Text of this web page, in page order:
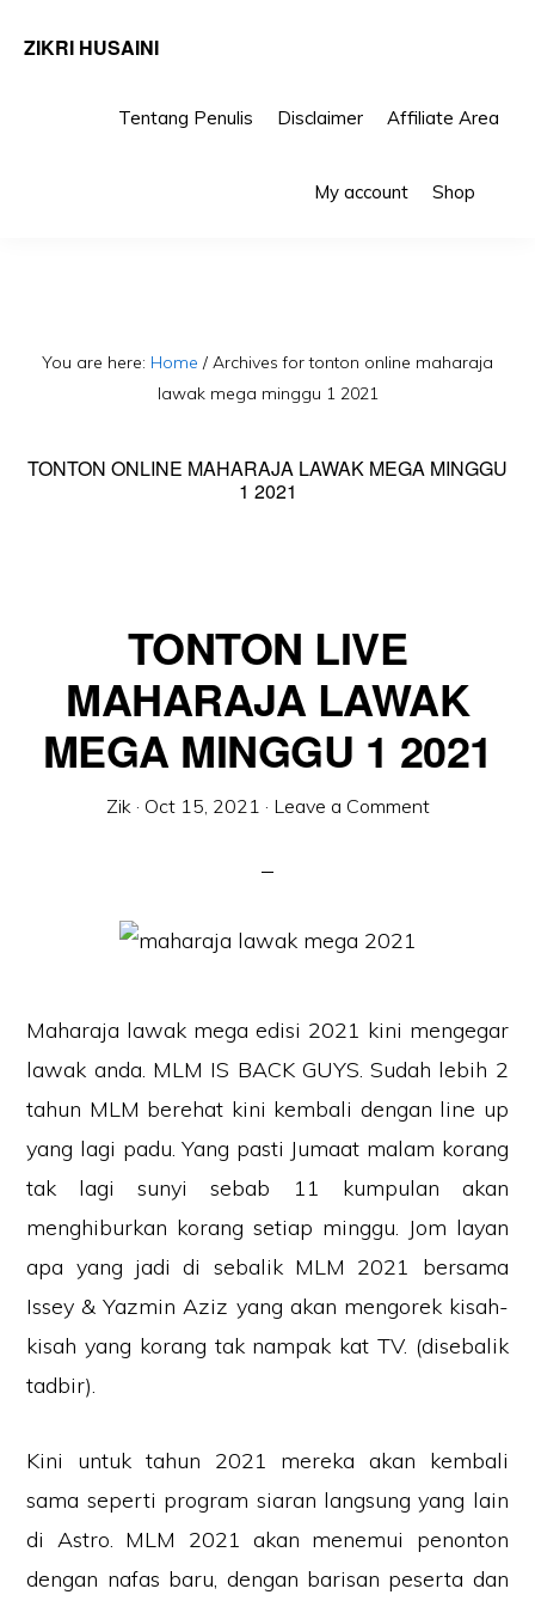
ZIKRI HUSAINI
Tentang Penulis Disclaimer Affiliate Area
My account Shop
You are here: Home / Archives for tonton online maharaja
lawak mega minggu 1 2021
TONTON ONLINE MAHARAJA LAWAK MEGA MINGGU
1 2021
TONTON LIVE
MAHARAJA LAWAK
MEGA MINGGU 1 2021
Zik· Oct 15, 2021 · Leave a Comment
Maharaja lawak mega edisi 2021 kini mengegar
lawak anda. MLM IS BACK GUYS. Sudah lebih 2
tahun MLM berehat kini kembali dengan line up
yang lagi padu. Yang pasti Jumaat malam korang
tak lagi sunyi sebab 11 kumpulan akan
menghiburkan korang setiap minggu. Jom layan
apa yang jadi di sebalik MLM 2021 bersama
Issey & Yazmin Aziz yang akan mengorek kisah-
kisah yang korang tak nampak kat TV. (disebalik
tadbir).
Kini untuk tahun 2021 mereka akan kembali
sama seperti program siaran langsung yang lain
di Astro. MLM 2021 akan menemui penonton
dengan nafas baru, dengan barisan peserta dan